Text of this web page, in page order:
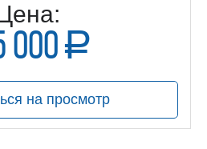
000 a
на просмотр